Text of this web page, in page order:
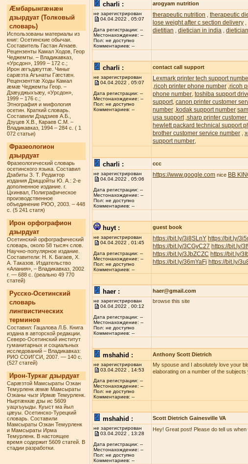
Æмбарынгæнæн
дзырдуат (Толковый
словарь)
Использованы материалы из
книг: Осетинские обычаи.
Составитель Гастан Агнаев.
Рецензенты Камал Ходов, Геор
Чеджемты. – Владикавказ,
«Урсдон», 1999 – 172 с.;
Ирон æгъдæуттæ. Чиныг
сарæзта Агънаты Гæстæн.
Рецензенттæ Ходы Камал
æмæ Чеджемты Геор. –
Дзæуджыхъæу, «Урсдон»,
1999 – 176 с.;
Этнография и мифология
осетин. Краткий словарь.
Составили Дзадзиев А.Б.,
Дзуцев Х.В., Караев С.М. –
Владикавказ, 1994 – 284 с. ( 1
072 статьи)
Фразеологион
дзырдуат
Фразеологический словарь
осетинского языка. Составил
Дзабиты З. Т. Редактор
издания Дзиццойты Ю. А.: 2-е
дополненное издание. г.
Цхинвал, Полиграфическое
производственное
объединение РЮО, 2003. – 448
с. (5 241 статя)
Ирон орфографион
дзырдуат
Осетинский орфографический
словарь, около 58 тысяч слов.
Научно-популярное издание.
Составители: Н. К. Багаев, Х.
А. Таказов. Издательство
«Алания», – Владикавказ, 2002
г. — 688 с. (реально 49 770
статей)
Русско-Осетинский
словарь
лингвистических
терминов
Составил: Гацалова Л.Б. Книга
издана в авторской редакции.
Северо-Осетинский институт
гуманитарных и социальных
исследований – Владикавказ:
РИО СОИГСИ, 2007. — 140 с.
(527 статей)
Ирон-Туркаг дзырдуат
Сарæзтой Мамсыраты Озкан
Темурленк æмæ Мамсыраты
Озканы чызг Ирмæ Темурленк.
Ныртæккæ дзы ис 5609
уацхъуыды. Куыст ма йыл
цæуы. Осетинско-Турецкий
словарь. Составили
Мамсыраты Озкан Темурленк
и Мамсыраты Ирма
Темурленк. В настоящее
время содержит 5609 статей. В
стадии разработки.
charli : arogyam nutrition
не зарегистрирован
04.04.2022 , 05:07
Дата регистрации: --
Местонахождение: --
Пол: не доступно
Комментариев: --
therapeutic nutrition therapeutic
lose weight after c section delivery
dietitian
dietician in india
charli : contact call support
не зарегистрирован
04.04.2022 , 05:07
Дата регистрации: --
Местонахождение: --
Пол: не доступно
Комментариев: --
Lexmark printer tech support
ricoh printer phone number ricoh
phone number toshiba support
support canon printer customer
number kodak support number
usa support sharp printer customer
hewlett packard technical support
brother customer service number
support number
charli : ccc
не зарегистрирован
04.04.2022 , 05:06
Дата регистрации: --
Местонахождение: --
Пол: не доступно
Комментариев: --
https://www.google.com nice BB
huyt : guest book
не зарегистрирован
04.04.2022 , 01:45
Дата регистрации: --
Местонахождение: --
Пол: не доступно
Комментариев: --
https://bit.ly/3i8SLnY https://bit.ly/
https://bit.ly/3CGyC27 https://bit.ly/
https://bit.ly/3JbZCZC https://bit.ly/
https://bit.ly/36mYaFj https://bit.ly/
haer : haer@gmail.com
не зарегистрирован
04.04.2022 , 00:12
Дата регистрации: --
Местонахождение: --
Пол: не доступно
Комментариев: --
browse this site
mshahid : Anthony Scott Dietrich
не зарегистрирован
03.04.2022 , 14:53
Дата регистрации: --
Местонахождение: --
Пол: не доступно
Комментариев: --
My spouse and I absolutely love your
elaborating on a number of the
mshahid : Scott Dietrich Gainesville VA
не зарегистрирован
03.04.2022 , 13:28
Дата регистрации: --
Местонахождение: --
Пол: не доступно
Комментариев: --
Hey! Great post! Please do tell us